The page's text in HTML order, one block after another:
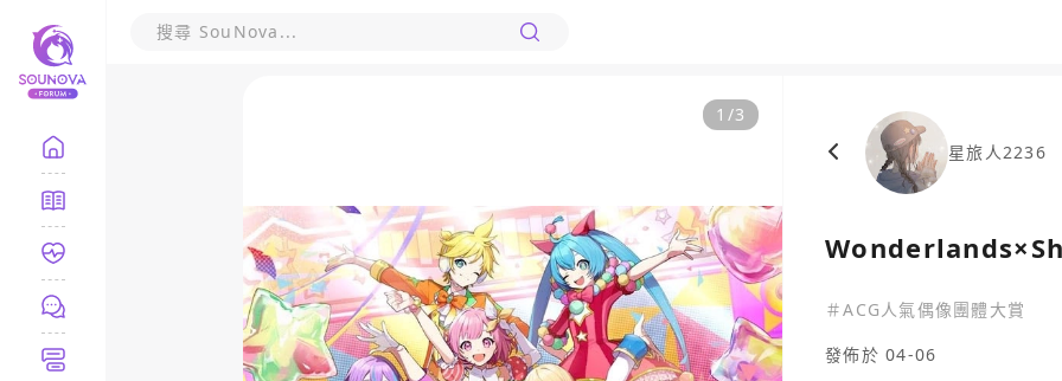
1 /3
星旅人2236
＃ACG人氣偶像團體大賞
發佈於 04-06